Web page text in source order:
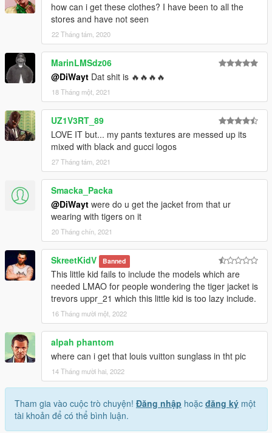
how can i get these clothes? I have been to all the
stores and have not seen
22 Tháng tám, 2020
MarinLMSdz06
@DiWayt Dat shit is 🔥🔥🔥🔥
18 Tháng một, 2021
UZ1V3RT_89
LOVE IT but... my pants textures are messed up its
mixed with black and gucci logos
27 Tháng tám, 2021
Smacka_Packa
@DiWayt were do u get the jacket from that ur
wearing with tigers on it
20 Tháng chín, 2021
SkreetKidV Banned
This little kid fails to include the models which are
needed LMAO for people wondering the tiger jacket is
trevors uppr_21 which this little kid is too lazy include.
16 Tháng mười một, 2022
alpah phantom
where can i get that louis vuitton sunglass in tht pic
14 Tháng mười hai, 2022
Tham gia vào cuộc trò chuyện! Đăng nhập hoặc đăng ký một
tài khoản để có thể bình luận.